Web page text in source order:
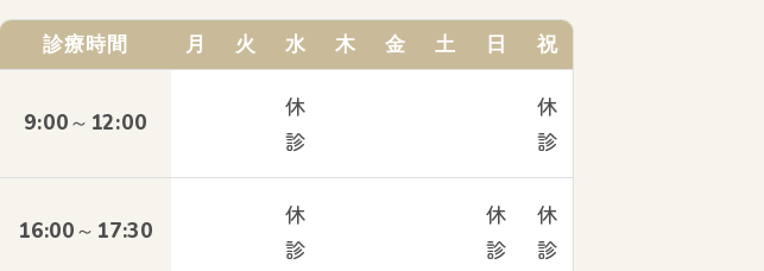
診療時間 月 火 水 木 金 土 日 祝
9:00～12:00
休
診
休
診
16:00～17:30
休
診
休
診
休
診